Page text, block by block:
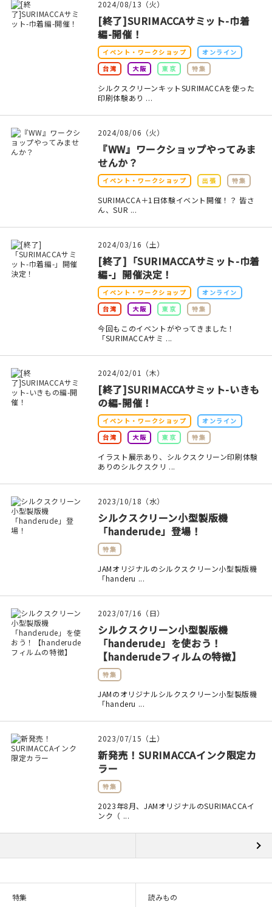
マイアカウント
お問い合わせ
2024/08/13（火）
[終了]SURIMACCAサミット-巾着
編-開催！
イベント・ワークショップ
オンライン
台湾
大阪 東京 特集
シルクスクリーンキットSURIMACCAを使った
印刷体験あり ...
2024/08/06（火）
『WW』ワークショップやってみま
せんか？
イベント・ワークショップ 出張 特集
SURIMACCA＋1日体験イベント開催！？ 皆さ
ん、SUR ...
2024/03/16（土）
[終了]「SURIMACCAサミット-巾着
編-」開催決定！
イベント・ワークショップ
オンライン
台湾
大阪 東京 特集
今回もこのイベントがやってきました！
「SURIMACCAサミ ...
2024/02/01（木）
[終了]SURIMACCAサミット-いきも
の編-開催！
イベント・ワークショップ
オンライン
台湾
大阪 東京 特集
イラスト展示あり、シルクスクリーン印刷体験
ありのシルクスクリ ...
2023/10/18（水）
シルクスクリーン小型製版機
「handerude」登場！
特集
JAMオリジナルのシルクスクリーン小型製版機
「handeru ...
2023/07/16（日）
シルクスクリーン小型製版機
「handerude」を使おう！
【handerudeフィルムの特徴】
特集
JAMのオリジナルシルクスクリーン小型製版機
「handeru ...
2023/07/15（土）
新発売！SURIMACCAインク限定カ
ラー
特集
2023年8月、JAMオリジナルのSURIMACCAイ
ンク（ ...
特集 読みもの